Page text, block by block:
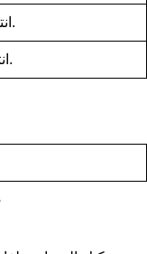
انتهاء الصلاحية 20 سنة.
انتهاء الصلاحية 6 أشهر.